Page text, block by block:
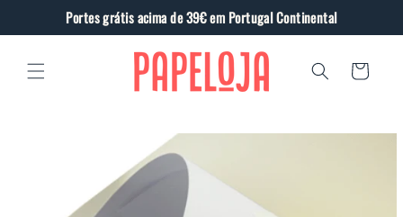
conteúdo
Portes grátis acima de 39€ em Portugal Continental
Carrinho